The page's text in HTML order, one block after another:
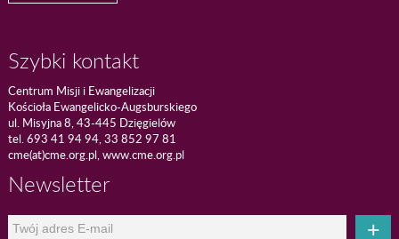
Szybki kontakt
Centrum Misji i Ewangelizacji
Kościoła Ewangelicko-Augsburskiego
ul. Misyjna 8, 43-445 Dzięgielów
tel. 693 41 94 94, 33 852 97 81
cme(at)cme.org.pl, www.cme.org.pl
Newsletter
+